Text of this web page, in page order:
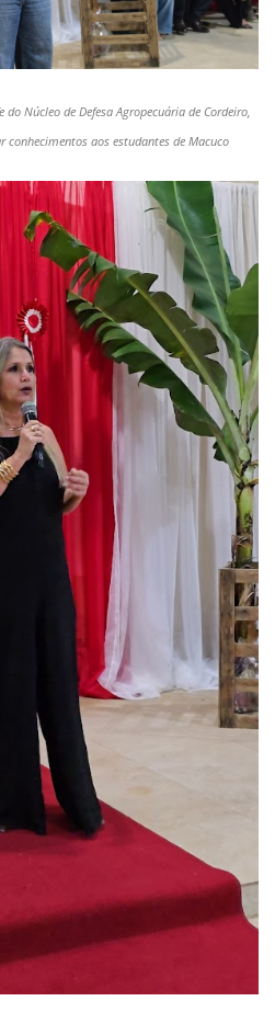
Núcleo de Defesa Agropecuária de Cordeiro,
conhecimentos aos estudantes de Macuco